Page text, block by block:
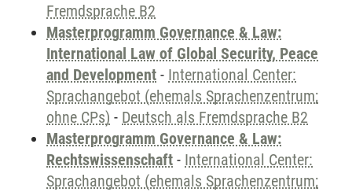
Fremdsprache B2
Masterprogramm Governance & Law:
International Law of Global Security, Peace
and Development - International Center:
Sprachangebot (ehemals Sprachenzentrum;
ohne CPs) - Deutsch als Fremdsprache B2
Masterprogramm Governance & Law:
Rechtswissenschaft - International Center:
Sprachangebot (ehemals Sprachenzentrum;